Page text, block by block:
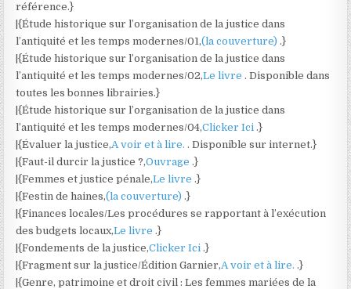
référence.}
|{Étude historique sur l’organisation de la justice dans
l’antiquité et les temps modernes/01,(la couverture).}
|{Étude historique sur l’organisation de la justice dans
l’antiquité et les temps modernes/02,Le livre. Disponible dans
toutes les bonnes librairies.}
|{Étude historique sur l’organisation de la justice dans
l’antiquité et les temps modernes/04,Clicker Ici.}
|{Évaluer la justice,A voir et à lire.. Disponible sur internet.}
|{Faut-il durcir la justice ?,Ouvrage.}
|{Femmes et justice pénale,Le livre.}
|{Festin de haines,(la couverture).}
|{Finances locales/Les procédures se rapportant à l’exécution
des budgets locaux,Le livre.}
|{Fondements de la justice,Clicker Ici.}
|{Fragment sur la justice/Édition Garnier,A voir et à lire..}
|{Genre, patrimoine et droit civil : Les femmes mariées de la